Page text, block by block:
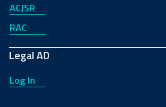
ACJSR
RAC
Legal AD
Log In